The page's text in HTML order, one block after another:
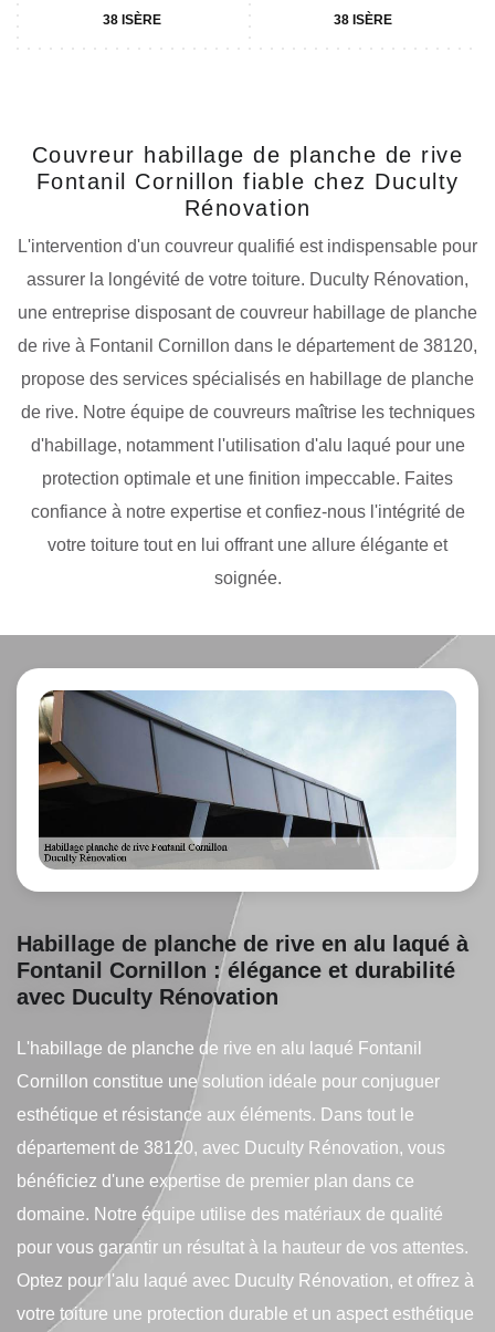
38 ISÈRE 38 ISÈRE
Couvreur habillage de planche de rive
Fontanil Cornillon fiable chez Duculty
Rénovation
L'intervention d'un couvreur qualifié est indispensable pour
assurer la longévité de votre toiture. Duculty Rénovation,
une entreprise disposant de couvreur habillage de planche
de rive à Fontanil Cornillon dans le département de 38120,
propose des services spécialisés en habillage de planche
de rive. Notre équipe de couvreurs maîtrise les techniques
d'habillage, notamment l'utilisation d'alu laqué pour une
protection optimale et une finition impeccable. Faites
confiance à notre expertise et confiez-nous l'intégrité de
votre toiture tout en lui offrant une allure élégante et
soignée.
Habillage de planche de rive en alu laqué à
Fontanil Cornillon : élégance et durabilité
avec Duculty Rénovation
L'habillage de planche de rive en alu laqué Fontanil
Cornillon constitue une solution idéale pour conjuguer
esthétique et résistance aux éléments. Dans tout le
département de 38120, avec Duculty Rénovation, vous
bénéficiez d'une expertise de premier plan dans ce
domaine. Notre équipe utilise des matériaux de qualité
pour vous garantir un résultat à la hauteur de vos attentes.
Optez pour l'alu laqué avec Duculty Rénovation, et offrez à
votre toiture une protection durable et un aspect esthétique